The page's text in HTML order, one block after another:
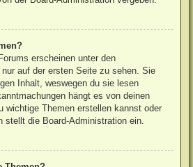
erscheinen unter den
auf der ersten Seite zu sehen. Sie
Inhalt, weswegen du sie lesen
hängt es von deinen
wichtige Themen erstellen kannst oder
stellt die Board-Administration ein.